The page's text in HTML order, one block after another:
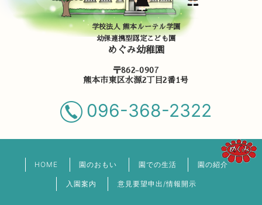
学校法人 熊本ルーテル学園
幼保連携型認定こども園
めぐみ幼稚園
〒862-0907
熊本市東区水源2丁目2番1号
096-368-2322
HOME 園のおもい 園での生活 園の紹介
入園案内 意見要望申出/情報開示